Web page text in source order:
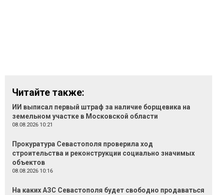
Читайте также:
ИИ выписал первый штраф за наличие борщевика на
земельном участке в Московской области
08.08.2026 10:21
Прокуратура Севастополя проверила ход
строительства и реконструкции социально значимых
объектов
08.08.2026 10:16
На каких АЗС Севастополя будет свободно продаваться